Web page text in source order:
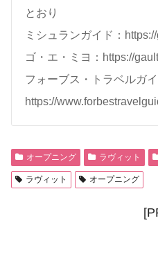
とおり
ミシュランガイド：
ゴ・エ・ミヨ：https://
フォーブス・トラベルガイ
https://
オープニング ラヴィット
ラヴィット オープニング